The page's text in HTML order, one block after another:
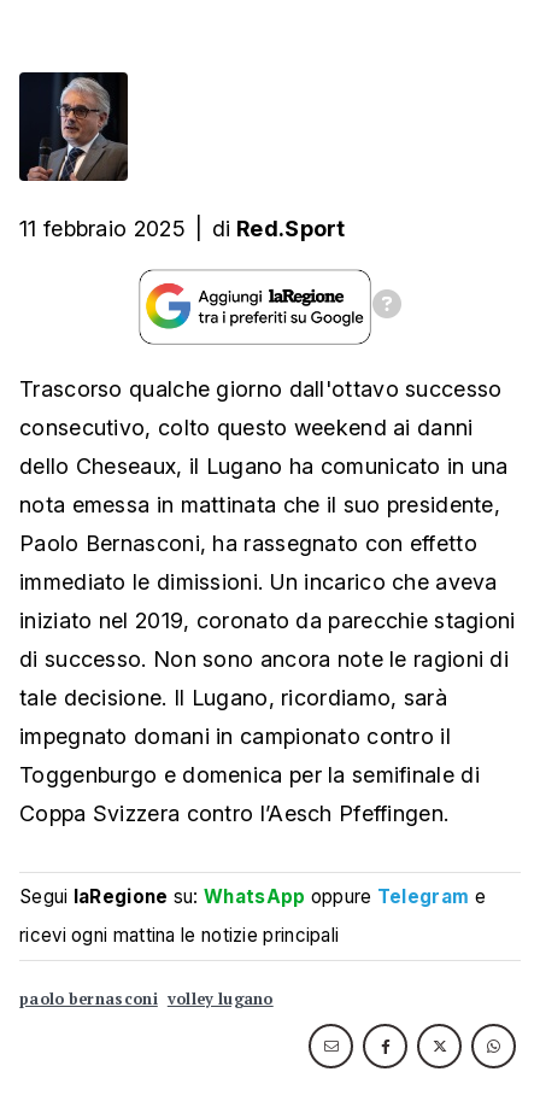
11 febbraio 2025 di Red.Sport
Trascorso qualche giorno dall'ottavo successo
consecutivo, colto questo weekend ai danni
dello Cheseaux, il Lugano ha comunicato in una
nota emessa in mattinata che il suo presidente,
Paolo Bernasconi, ha rassegnato con effetto
immediato le dimissioni. Un incarico che aveva
iniziato nel 2019, coronato da parecchie stagioni
di successo. Non sono ancora note le ragioni di
tale decisione. Il Lugano, ricordiamo, sarà
impegnato domani in campionato contro il
Toggenburgo e domenica per la semifinale di
Coppa Svizzera contro l’Aesch Pfeffingen.
Segui laRegione su:WhatsApp oppure Telegram e
ricevi ogni mattina le notizie principali
paolo bernasconi volley lugano